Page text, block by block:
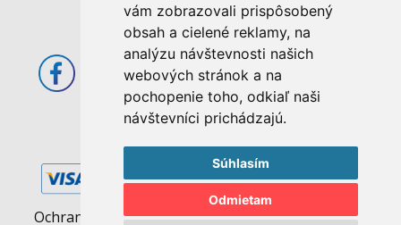
vám zobrazovali prispôsobený
obsah a cielené reklamy, na
analýzu návštevnosti našich
webových stránok a na
pochopenie toho, odkiaľ naši
návštevníci prichádzajú.
Súhlasím
Odmietam
Otváracie hodiny:
Po - Pia: 08:00 - 17:00
Ochrana osobných údajov | Pravidlá cookies